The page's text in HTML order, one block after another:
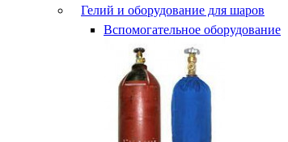
Гелий и оборудование для шаров
Вспомогательное оборудование